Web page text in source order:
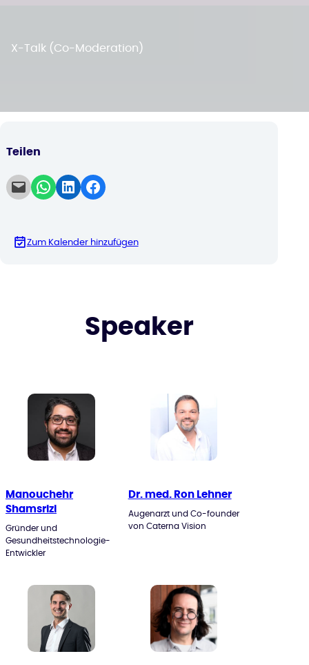
X-Talk (Co-Moderation)
Teilen
Email this Page Share on WhatsApp Share on LinkedIn Share on Facebook
Zum Kalender hinzufügen
Speaker
Manouchehr
Shamsrizi
Gründer und
Gesundheitstechnologie-
Entwickler
Dr. med. Ron Lehner
Augenarzt und Co-founder
von Caterna Vision